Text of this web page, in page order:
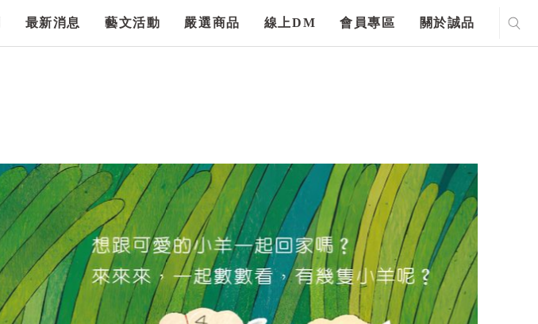
最新消息 藝文活動 嚴選商品 線上DM 會員專區 關於誠品